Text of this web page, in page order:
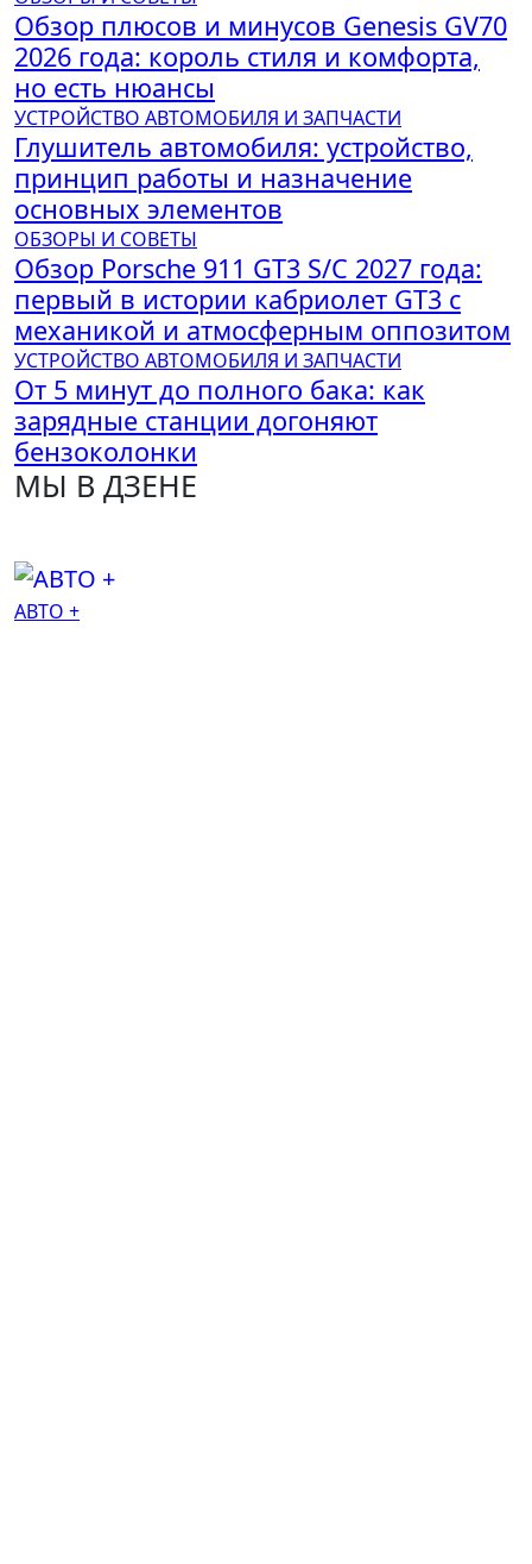
Обзор плюсов и минусов Genesis GV70
2026 года: король стиля и комфорта,
но есть нюансы
УСТРОЙСТВО АВТОМОБИЛЯ И ЗАПЧАСТИ
Глушитель автомобиля: устройство,
принцип работы и назначение
основных элементов
ОБЗОРЫ И СОВЕТЫ
Обзор Porsche 911 GT3 S/C 2027 года:
первый в истории кабриолет GT3 с
механикой и атмосферным оппозитом
УСТРОЙСТВО АВТОМОБИЛЯ И ЗАПЧАСТИ
От 5 минут до полного бака: как
зарядные станции догоняют
бензоколонки
МЫ В ДЗЕНЕ
АВТО +